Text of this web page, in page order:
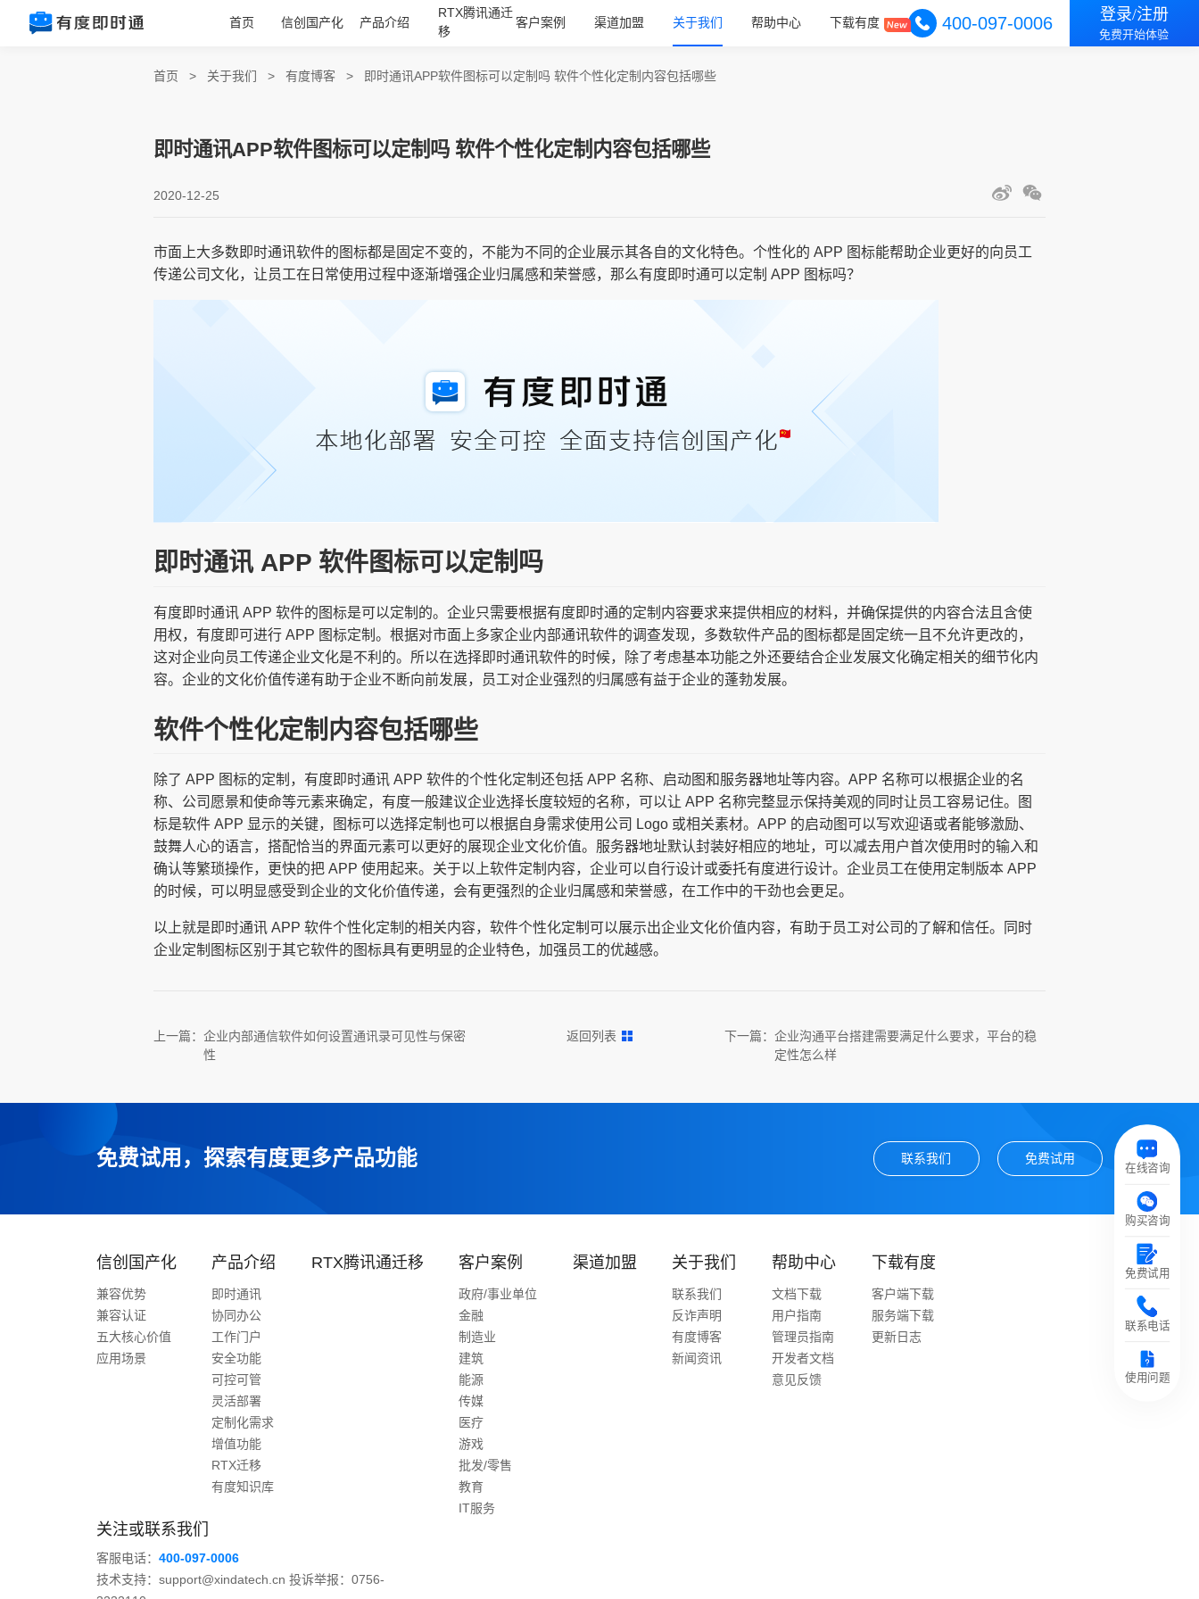
首页 信创国产化 产品介绍
RTX腾讯通迁
移
客户案例 渠道加盟 关于我们 帮助中心 下载有度 400-097-0006 登录/注册
免费开始体验
首页 > 关于我们 > 有度博客 > 即时通讯APP软件图标可以定制吗 软件个性化定制内容包括哪些
即时通讯APP软件图标可以定制吗 软件个性化定制内容包括哪些
2020-12-25
市面上大多数即时通讯软件的图标都是固定不变的，不能为不同的企业展示其各自的文化特色。个性化的 APP 图标能帮助企业更好的向员工
传递公司文化，让员工在日常使用过程中逐渐增强企业归属感和荣誉感，那么有度即时通可以定制 APP 图标吗？
即时通讯 APP 软件图标可以定制吗
有度即时通讯 APP 软件的图标是可以定制的。企业只需要根据有度即时通的定制内容要求来提供相应的材料，并确保提供的内容合法且含使
用权，有度即可进行 APP 图标定制。根据对市面上多家企业内部通讯软件的调查发现，多数软件产品的图标都是固定统一且不允许更改的，
这对企业向员工传递企业文化是不利的。所以在选择即时通讯软件的时候，除了考虑基本功能之外还要结合企业发展文化确定相关的细节化内
容。企业的文化价值传递有助于企业不断向前发展，员工对企业强烈的归属感有益于企业的蓬勃发展。
软件个性化定制内容包括哪些
除了 APP 图标的定制，有度即时通讯 APP 软件的个性化定制还包括 APP 名称、启动图和服务器地址等内容。APP 名称可以根据企业的名
称、公司愿景和使命等元素来确定，有度一般建议企业选择长度较短的名称，可以让 APP 名称完整显示保持美观的同时让员工容易记住。图
标是软件 APP 显示的关键，图标可以选择定制也可以根据自身需求使用公司 Logo 或相关素材。APP 的启动图可以写欢迎语或者能够激励、
鼓舞人心的语言，搭配恰当的界面元素可以更好的展现企业文化价值。服务器地址默认封装好相应的地址，可以减去用户首次使用时的输入和
确认等繁琐操作，更快的把 APP 使用起来。关于以上软件定制内容，企业可以自行设计或委托有度进行设计。企业员工在使用定制版本 APP
的时候，可以明显感受到企业的文化价值传递，会有更强烈的企业归属感和荣誉感，在工作中的干劲也会更足。
以上就是即时通讯 APP 软件个性化定制的相关内容，软件个性化定制可以展示出企业文化价值内容，有助于员工对公司的了解和信任。同时
企业定制图标区别于其它软件的图标具有更明显的企业特色，加强员工的优越感。
上一篇： 企业内部通信软件如何设置通讯录可见性与保密
性
返回列表 下一篇： 企业沟通平台搭建需要满足什么要求，平台的稳
定性怎么样
免费试用，探索有度更多产品功能 联系我们 免费试用
在线咨询
购买咨询
免费试用
联系电话
使用问题
信创国产化
兼容优势
兼容认证
五大核心价值
应用场景
产品介绍
即时通讯
协同办公
工作门户
安全功能
可控可管
灵活部署
定制化需求
增值功能
RTX迁移
有度知识库
RTX腾讯通迁移 客户案例
政府/事业单位
金融
制造业
建筑
能源
传媒
医疗
游戏
批发/零售
教育
IT服务
渠道加盟 关于我们
联系我们
反诈声明
有度博客
新闻资讯
帮助中心
文档下载
用户指南
管理员指南
开发者文档
意见反馈
下载有度
客户端下载
服务端下载
更新日志
关注或联系我们
客服电话： 400-097-0006
技术支持：support@xindatech.cn 投诉举报：0756-